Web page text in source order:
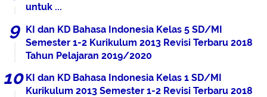
untuk ...
KI dan KD Bahasa Indonesia Kelas 5 SD/MI
Semester 1-2 Kurikulum 2013 Revisi Terbaru 2018
Tahun Pelajaran 2019/2020
KI dan KD Bahasa Indonesia Kelas 1 SD/MI
Kurikulum 2013 Semester 1-2 Revisi Terbaru 2018